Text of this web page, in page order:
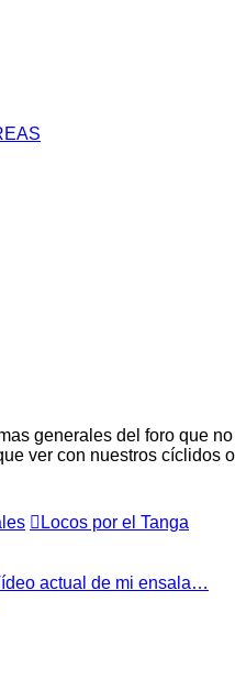
generales del foro que no
ver con nuestros cíclidos o
Locos por el Tanga
actual de mi ensala…